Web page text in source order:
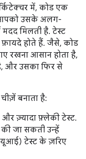
में, कोड एक
आपको उसके अलग-
मिलती है. टेस्ट
होते हैं. जैसे, कोड
रखना आसान होता है,
और उसका फिर से
बनाता है:
और ज़्यादा फ़्लेकी टेस्ट.
जा सकती उन्हें
टेस्ट के ज़रिए